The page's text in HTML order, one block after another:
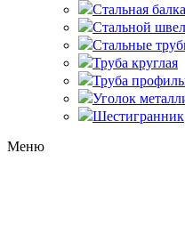
Стальная балка
Стальной
Стальные
Труба круглая
Труба
Уголок
Шестигранник
Меню